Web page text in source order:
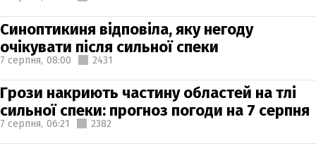
Синоптикиня відповіла, яку негоду
очікувати після сильної спеки
7 серпня, 08:00 2431
Грози накриють частину областей на тлі
сильної спеки: прогноз погоди на 7 серпня
7 серпня, 06:21 2382